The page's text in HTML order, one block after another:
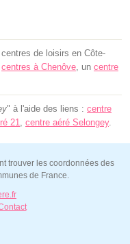
de loisirs en Côte-
centres à Chenôve, un centre
" à l'aide des liens : centre
21, centre aéré Selongey.
trouver les coordonnées des
de France.